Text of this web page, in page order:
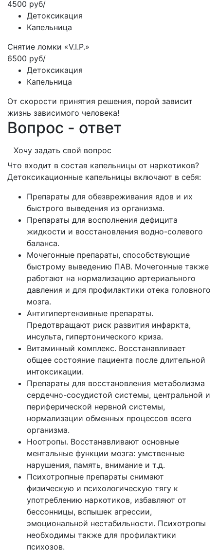
4500 руб/
Детоксикация
Капельница
Снятие ломки «V.I.P.»
6500 руб/
Детоксикация
Капельница
От скорости принятия решения, порой зависит
жизнь зависимого человека!
Вопрос - ответ
Хочу задать свой вопрос
Что входит в состав капельницы от наркотиков?
Детоксикационные капельницы включают в себя:
Препараты для обезвреживания ядов и их
быстрого выведения из организма.
Препараты для восполнения дефицита
жидкости и восстановления водно-солевого
баланса.
Мочегонные препараты, способствующие
быстрому выведению ПАВ. Мочегонные также
работают на нормализацию артериального
давления и для профилактики отека головного
мозга.
Антигипертензивные препараты.
Предотвращают риск развития инфаркта,
инсульта, гипертонического криза.
Витаминный комплекс. Восстанавливает
общее состояние пациента после длительной
интоксикации.
Препараты для восстановления метаболизма
сердечно-сосудистой системы, центральной и
периферической нервной системы,
нормализации обменных процессов всего
организма.
Ноотропы. Восстанавливают основные
ментальные функции мозга: умственные
нарушения, память, внимание и т.д.
Психотропные препараты снимают
физическую и психологическую тягу к
употреблению наркотиков, избавляют от
бессонницы, вспышек агрессии,
эмоциональной нестабильности. Психотропы
необходимы также для профилактики
психозов.